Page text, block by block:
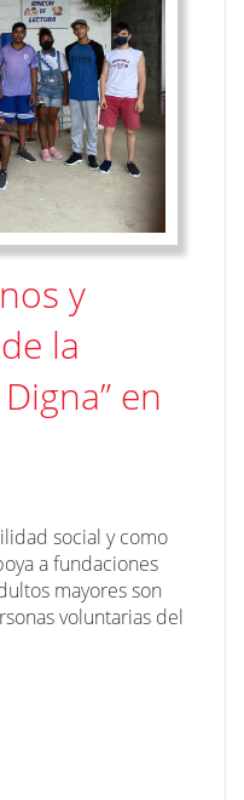
y
la
en
social y como
a fundaciones
mayores son
voluntarias del